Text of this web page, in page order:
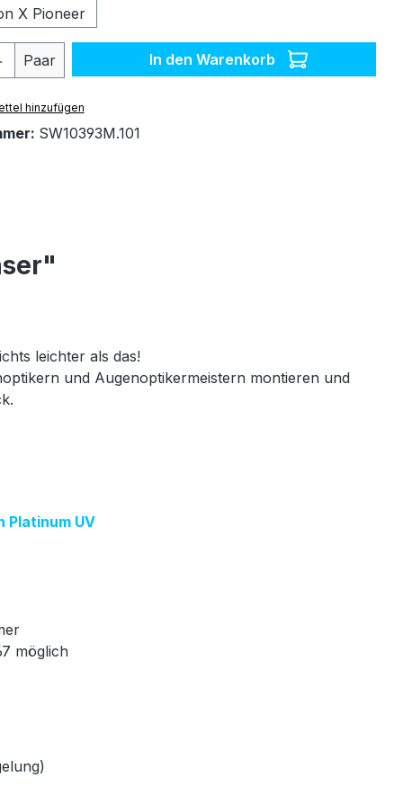
X Pioneer
Anzahl: Gib den gewünschten Wert
Paar In den Warenkorb
hinzufügen
SW10393M.101
leichter als das!
und Augenoptikermeistern montieren und
Platinum UV
möglich